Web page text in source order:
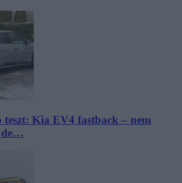
Kia EV4 fastback – nem
de…